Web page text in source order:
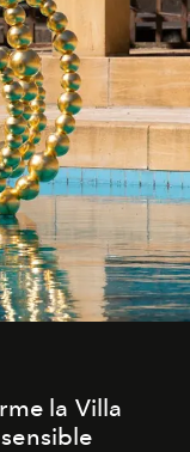
la Villa